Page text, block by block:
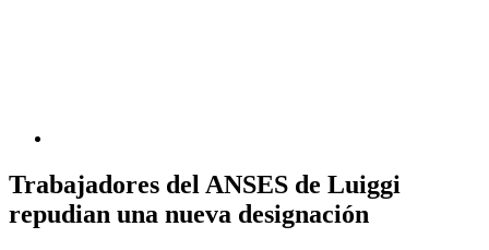
Trabajadores del ANSES de Luiggi
repudian una nueva designación